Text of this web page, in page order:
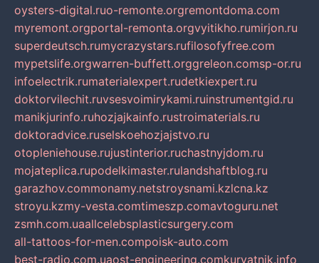
oysters-digital.ruo-remonte.orgremontdoma.com
myremont.orgportal-remonta.orgvyitikho.rumirjon.ru
superdeutsch.rumycrazystars.rufilosofyfree.com
mypetslife.orgwarren-buffett.orggreleon.comsp-or.ru
infoelectrik.rumaterialexpert.rudetkiexpert.ru
doktorvilechit.ruvsesvoimirykami.ruinstrumentgid.ru
manikjurinfo.ruhozjajkainfo.rustroimaterials.ru
doktoradvice.ruselskoehozjajstvo.ru
otopleniehouse.rujustinterior.ruchastnyjdom.ru
mojateplica.rupodelkimaster.rulandshaftblog.ru
garazhov.commonamy.netstroysnami.kzlcna.kz
stroyu.kzmy-vesta.comtimeszp.comavtoguru.net
zsmh.com.uaallcelebsplasticsurgery.com
all-tattoos-for-men.compoisk-auto.com
best-radio.com.uaost-engineering.comkuryatnik.info